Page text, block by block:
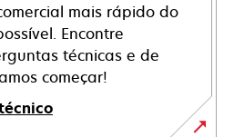
mais rápido do
Encontre
técnicas e de
começar!